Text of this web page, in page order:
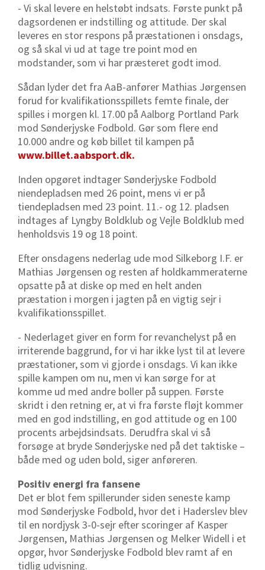
- Vi skal levere en helstøbt indsats. Første punkt på
dagsordenen er indstilling og attitude. Der skal
leveres en stor respons på præstationen i onsdags,
og så skal vi ud at tage tre point mod en
modstander, som vi har præsteret godt imod.
Sådan lyder det fra AaB-anfører Mathias Jørgensen
forud for kvalifikationsspillets femte finale, der
spilles i morgen kl. 17.00 på Aalborg Portland Park
mod Sønderjyske Fodbold. Gør som flere end
10.000 andre og køb billet til kampen på
www.billet.aabsport.dk.
Inden opgøret indtager Sønderjyske Fodbold
niendepladsen med 26 point, mens vi er på
tiendepladsen med 23 point. 11.- og 12. pladsen
indtages af Lyngby Boldklub og Vejle Boldklub med
henholdsvis 19 og 18 point.
Efter onsdagens nederlag ude mod Silkeborg I.F. er
Mathias Jørgensen og resten af holdkammeraterne
opsatte på at diske op med en helt anden
præstation i morgen i jagten på en vigtig sejr i
kvalifikationsspillet.
- Nederlaget giver en form for revanchelyst på en
irriterende baggrund, for vi har ikke lyst til at levere
præstationer, som vi gjorde i onsdags. Vi kan ikke
spille kampen om nu, men vi kan sørge for at
komme ud med andre boller på suppen. Første
skridt i den retning er, at vi fra første fløjt kommer
med en god indstilling, en god attitude og en 100
procents arbejdsindsats. Derudfra skal vi så
forsøge at bryde Sønderjyske ned på det taktiske –
både med og uden bold, siger anføreren.
Positiv energi fra fansene
Det er blot fem spillerunder siden seneste kamp
mod Sønderjyske Fodbold, hvor det i Haderslev blev
til en nordjysk 3-0-sejr efter scoringer af Kasper
Jørgensen, Mathias Jørgensen og Melker Widell i et
opgør, hvor Sønderjyske Fodbold blev ramt af en
tidlig udvisning.